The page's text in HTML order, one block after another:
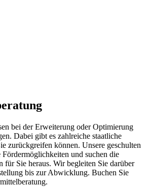
bei der Erweiterung oder Optimierung
Dabei gibt es zahlreiche staatliche
zurückgreifen können. Unsere geschulten
und suchen die
für Sie heraus. Wir begleiten Sie darüber
bis zur Abwicklung. Buchen Sie